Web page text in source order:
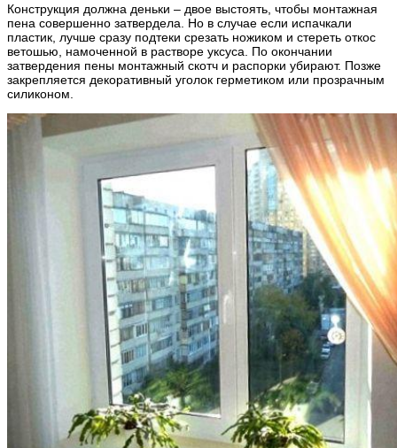
Конструкция должна деньки – двое выстоять, чтобы монтажная
пена совершенно затвердела. Но в случае если испачкали
пластик, лучше сразу подтеки срезать ножиком и стереть откос
ветошью, намоченной в растворе уксуса. По окончании
затвердения пены монтажный скотч и распорки убирают. Позже
закрепляется декоративный уголок герметиком или прозрачным
силиконом.